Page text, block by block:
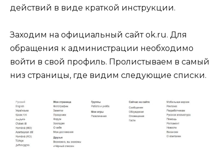
действий в виде краткой инструкции.
Заходим на официальный сайт ok.ru. Для
обращения к администрации необходимо
войти в свой профиль. Пролистываем в самый
низ страницы, где видим следующие списки.